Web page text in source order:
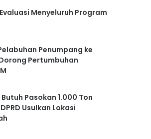
Menyeluruh Program
Penumpang ke
Pertumbuhan
Pasokan 1.000 Ton
Usulkan Lokasi